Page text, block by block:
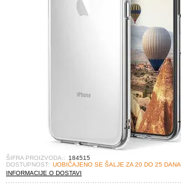
ŠIFRA PROIZVODA::
184515
DOSTUPNOST: UOBIČAJENO SE ŠALJE ZA 20 DO 25 DANA
INFORMACIJE O DOSTAVI